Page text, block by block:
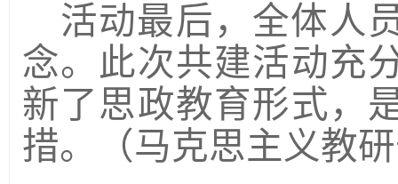
活动最后，全体人
念。此次共建活动充
新了思政教育形式，
措。
（马克思主义教